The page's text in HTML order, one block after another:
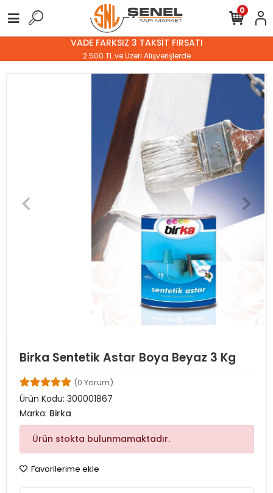
VADE FARKSIZ 3 TAKSİT FIRSATI
2.500 TL ve Üzeri Alışverişlerde
0
Birka Sentetik Astar Boya Beyaz 3 Kg
(0 Yorum)
Ürün Kodu: 300001867
Marka: Birka
Ürün stokta bulunmamaktadır.
Favorilerime ekle